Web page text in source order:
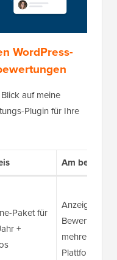
WordPress-
auf meine
Plugin für Ihre
Am besten
Paket für
+
Anzeigen von
Bewertungen
mehreren
Plattformen